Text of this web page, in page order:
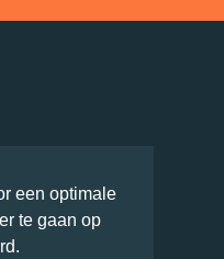
een optimale
te gaan op
Cookies